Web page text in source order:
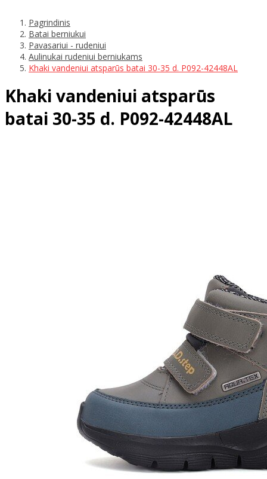
Pagrindinis
Batai berniukui
Pavasariui - rudeniui
Aulinukai rudeniui berniukams
Khaki vandeniui atsparūs batai 30-35 d. P092-42448AL
Khaki vandeniui atsparūs
batai 30-35 d. P092-42448AL